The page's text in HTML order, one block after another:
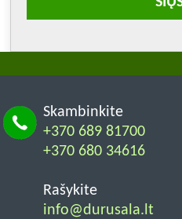
Skambinkite
+370 689 81700
+370 680 34616
Rašykite
info@durusala.lt